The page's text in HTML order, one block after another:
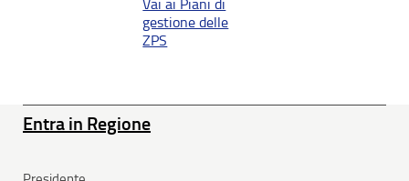
Vai ai Piani di
gestione delle
ZPS
Entra in Regione